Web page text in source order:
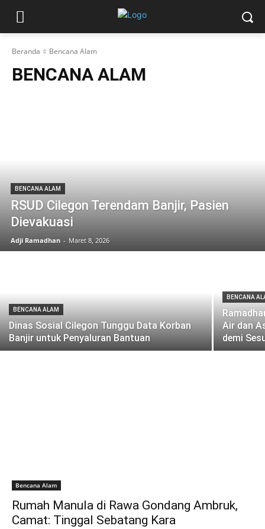
Beranda Bencana Alam
BENCANA ALAM
BENCANA ALAM
RSUD Cilegon Terendam Banjir, Pasien
Dievakuasi
Adji Ramadhan - Maret 8, 2026
BENCANA ALAM
Dinas Sosial Cilegon Tunggu Data Korban
Banjir untuk Penyaluran Bantuan
BENCANA
Air dan
demi
Bencana Alam
Rumah Manula di Rawa Gondang Ambruk,
Camat: Tinggal Sebatang Kara